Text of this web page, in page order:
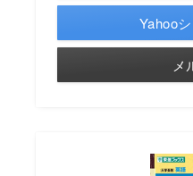
Yahoo
メ